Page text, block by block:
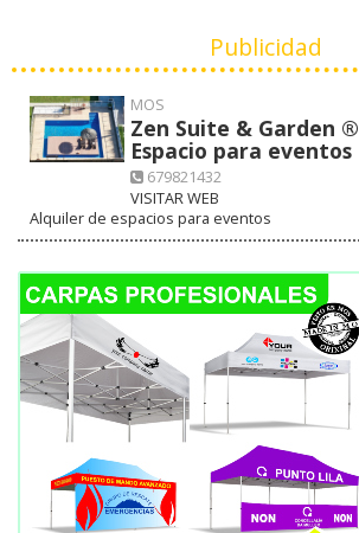
Publicidad
MOS
Zen Suite & Garden ®
Espacio para eventos
679821432
VISITAR WEB
Alquiler de espacios para eventos